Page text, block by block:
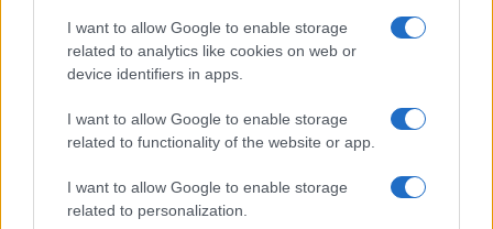
I want to allow Google to enable storage
related to analytics like cookies on web or
device identifiers in apps.
I want to allow Google to enable storage
related to functionality of the website or app.
I want to allow Google to enable storage
related to personalization.
bene, serviva al partito, la sottocultura canterina
s’incaricava, calando dall’alto la pessima
pubblicistica rivoluzionaria di riferimento, di
coltivare il campo della contestazione giovanile,
possibilmente lasciandolo nell’alveo del PCI
non sono mai usciti da una fedeltà opportunistica,
se arrivavano agli scazzi con le mille forme di